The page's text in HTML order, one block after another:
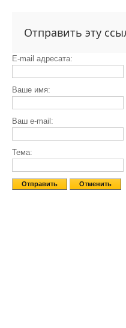
Отправить эту
E-mail адресата:
Ваше имя:
Ваш e-mail:
Тема:
Отправить Отменить